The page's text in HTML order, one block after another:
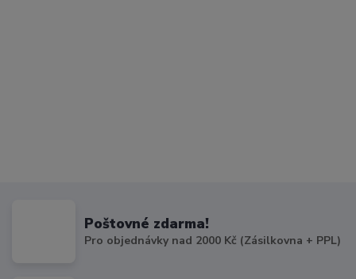
Poštovné zdarma!
Pro objednávky nad 2000 Kč (Zásilkovna + PPL)